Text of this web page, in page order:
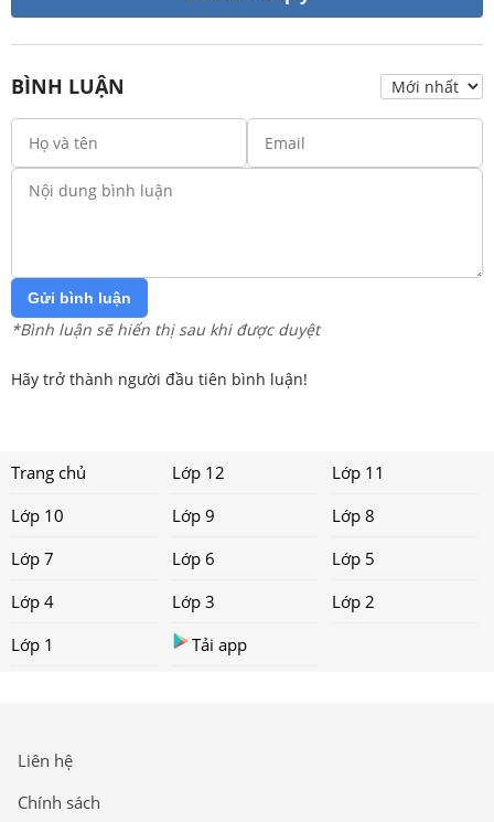
BÌNH LUẬN
Gửi bình luận
*Bình luận sẽ hiển thị sau khi được duyệt
Hãy trở thành người đầu tiên bình luận!
Trang chủ Lớp 12
Lớp 11
Lớp 10
Lớp 9
Lớp 8
Lớp 7
Lớp 6
Lớp 5
Lớp 4
Lớp 3
Lớp 2
Lớp 1
Tải app
Liên hệ
Chính sách